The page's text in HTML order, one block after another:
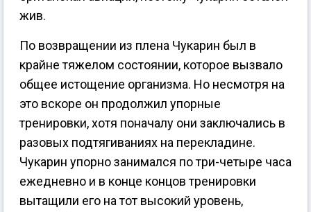
жив.
По возвращении из плена Чукарин был в
крайне тяжелом состоянии, которое вызвало
общее истощение организма. Но несмотря на
это вскоре он продолжил упорные
тренировки, хотя поначалу они заключались в
разовых подтягиваниях на перекладине.
Чукарин упорно занимался по три-четыре часа
ежедневно и в конце концов тренировки
вытащили его на тот высокий уровень,